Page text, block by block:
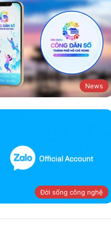
News
Đời sống công nghệ